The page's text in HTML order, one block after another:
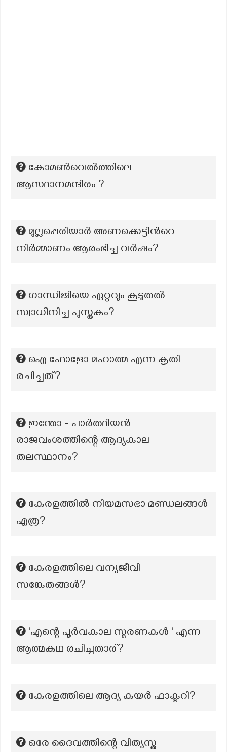
കോമൺവെൽത്തിലെ
ആസ്ഥാനമന്ദിരം ?
മുല്ലപ്പെരിയാർ അണക്കെട്ടിന്‍റെ
നിർമ്മാണം ആരംഭിച്ച വർഷം?
ഗാന്ധിജിയെ ഏറ്റവും കൂടുതൽ
സ്വാധീനിച്ച പുസ്തകം?
ഐ ഫോളോ മഹാത്മ എന്ന കൃതി
രചിച്ചത്?
ഇന്തോ - പാർത്ഥിയൻ
രാജവംശത്തിന്റെ ആദ്യകാല
തലസ്ഥാനം?
കേരളത്തിൽ നിയമസഭാ മണ്ഡലങ്ങൾ
എത്ര?
കേരളത്തിലെ വന്യജീവി
സങ്കേതങ്ങൾ?
'എന്റെ പൂർവകാല സ്മരണകൾ ' എന്ന
ആത്മകഥ രചിച്ചതാര്?
കേരളത്തിലെ ആദ്യ കയര്‍ ഫാക്ടറി?
ഒരേ ദൈവത്തിന്റെ വിത്യസ്ത